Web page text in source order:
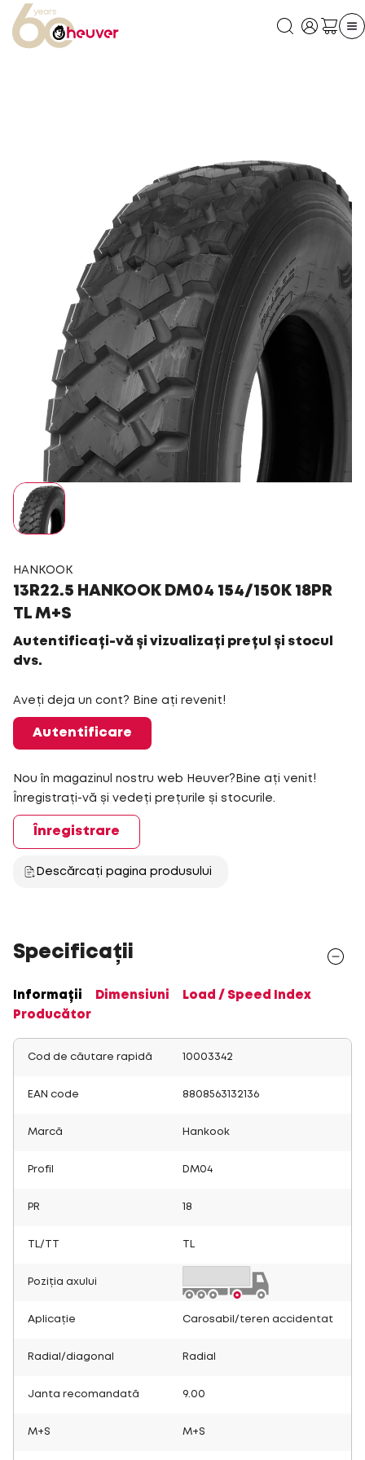
HANKOOK
13R22.5 HANKOOK DM04 154/150K 18PR
TL M+S
Autentificați-vă și vizualizați prețul și stocul
dvs.
Aveți deja un cont? Bine ați revenit!
Autentificare
Nou în magazinul nostru web Heuver?Bine ați venit!
Înregistrați-vă și vedeți prețurile și stocurile.
Înregistrare
Descărcați pagina produsului
Specificații
Informații Dimensiuni
Load / Speed Index
Producător
Cod de căutare rapidă 10003342
EAN code 8808563132136
Marcă Hankook
Profil DM04
PR 18
TL/TT
Poziția axului
Aplicație Carosabil/teren accidentat
Radial/diagonal Radial
Janta recomandată 9.00
M+S M+S